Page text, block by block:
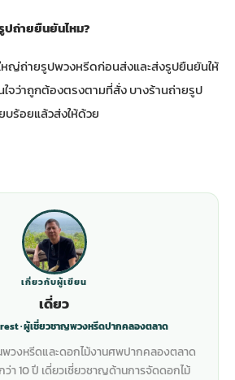
ปถ่ายยืนยันไหม?
ญ่ถ่ายรูปพวงหรีดก่อนส่งและส่งรูปยืนยันให้
ใจว่าถูกต้องตรงตามที่สั่ง บางร้านถ่ายรูป
บร้อยแล้วส่งให้ด้วย
เกี่ยวกับผู้เขียน
เดี่ยว
· ผู้เชี่ยวชาญพวงหรีดปากคลองตลาด
พวงหรีดและดอกไม้งานศพปากคลองตลาด
า 10 ปี เดี่ยวเชี่ยวชาญด้านการจัดดอกไม้